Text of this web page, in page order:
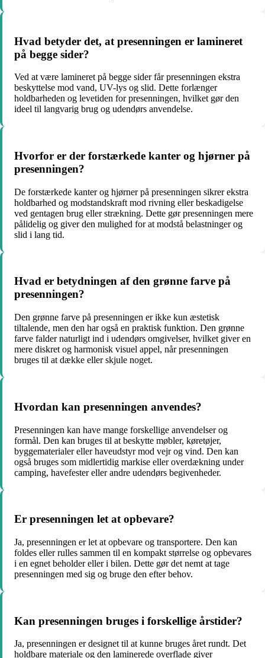
Hvad betyder det, at presenningen er lamineret
på begge sider?
Ved at være lamineret på begge sider får presenningen ekstra
beskyttelse mod vand, UV-lys og slid. Dette forlænger
holdbarheden og levetiden for presenningen, hvilket gør den
ideel til langvarig brug og udendørs anvendelse.
Hvorfor er der forstærkede kanter og hjørner på
presenningen?
De forstærkede kanter og hjørner på presenningen sikrer ekstra
holdbarhed og modstandskraft mod rivning eller beskadigelse
ved gentagen brug eller strækning. Dette gør presenningen mere
pålidelig og giver den mulighed for at modstå belastninger og
slid i lang tid.
Hvad er betydningen af den grønne farve på
presenningen?
Den grønne farve på presenningen er ikke kun æstetisk
tiltalende, men den har også en praktisk funktion. Den grønne
farve falder naturligt ind i udendørs omgivelser, hvilket giver en
mere diskret og harmonisk visuel appel, når presenningen
bruges til at dække eller skjule noget.
Hvordan kan presenningen anvendes?
Presenningen kan have mange forskellige anvendelser og
formål. Den kan bruges til at beskytte møbler, køretøjer,
byggematerialer eller haveudstyr mod vejr og vind. Den kan
også bruges som midlertidig markise eller overdækning under
camping, havefester eller andre udendørs begivenheder.
Er presenningen let at opbevare?
Ja, presenningen er let at opbevare og transportere. Den kan
foldes eller rulles sammen til en kompakt størrelse og opbevares
i en egnet beholder eller i bilen. Dette gør det nemt at tage
presenningen med sig og bruge den efter behov.
Kan presenningen bruges i forskellige årstider?
Ja, presenningen er designet til at kunne bruges året rundt. Det
holdbare materiale og den laminerede overflade giver